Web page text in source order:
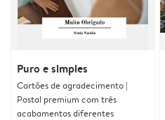
Puro e simples
Cartões de agradecimento |
Postal premium com três
acabamentos diferentes